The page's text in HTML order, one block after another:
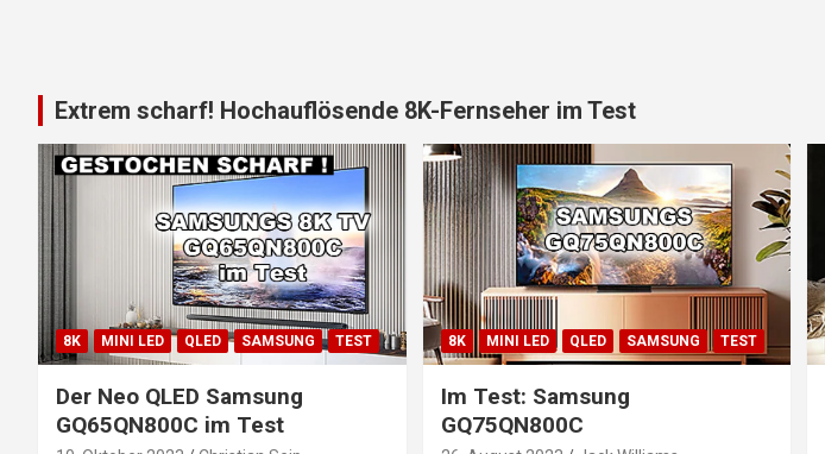
Extrem scharf! Hochauflösende 8K-Fernseher im Test
8K MINI LED QLED SAMSUNG TEST
Der Neo QLED Samsung
GQ65QN800C im Test
8K MINI LED QLED SAMSUNG TEST
Im Test: Samsung
GQ75QN800C